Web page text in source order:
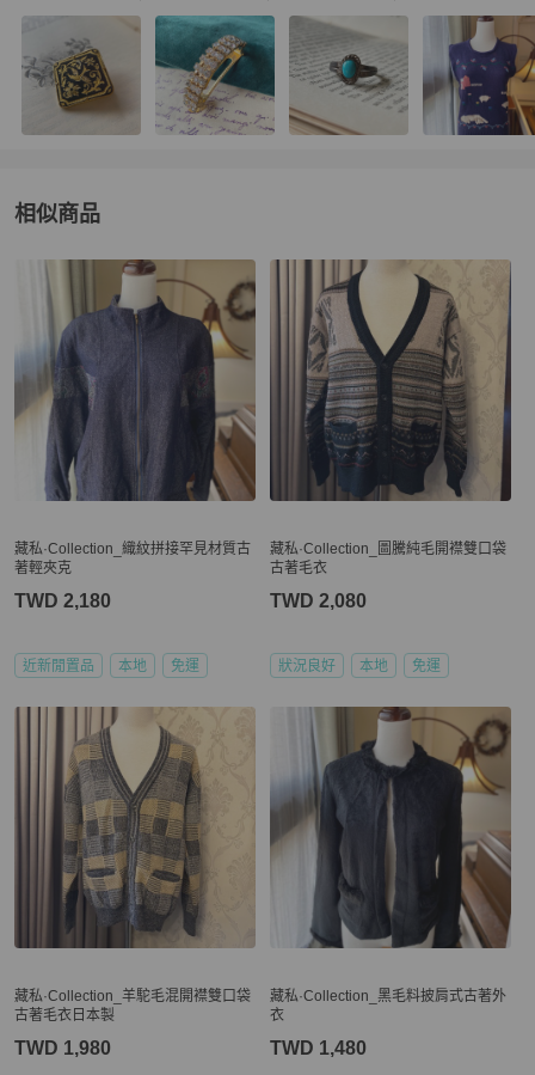
相似商品
更多相似女裝推薦精品
藏私·Collection_織紋拼接罕見材質古
著輕夾克
TWD 2,180
近新閒置品 本地 免運
藏私·Collection_圖騰純毛開襟雙口袋
古著毛衣
TWD 2,080
狀況良好 本地 免運
藏私·Collection_羊駝毛混開襟雙口袋
古著毛衣日本製
TWD 1,980
藏私·Collection_黑毛料披肩式古著外
衣
TWD 1,480